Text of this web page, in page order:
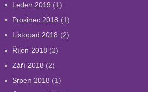
Leden 2019 (1)
Prosinec 2018 (1)
Listopad 2018 (2)
Říjen 2018 (2)
Září 2018 (2)
Srpen 2018 (1)